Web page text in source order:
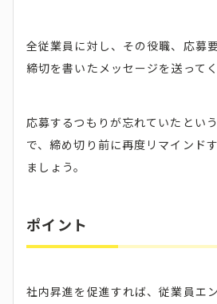
全従業員に対し、その役職、応募
締切を書いたメッセージを送ってく
応募するつもりが忘れていたとい
で、締め切り前に再度リマインド
ましょう。
ポイント
社内昇進を促進すれば、従業員エ